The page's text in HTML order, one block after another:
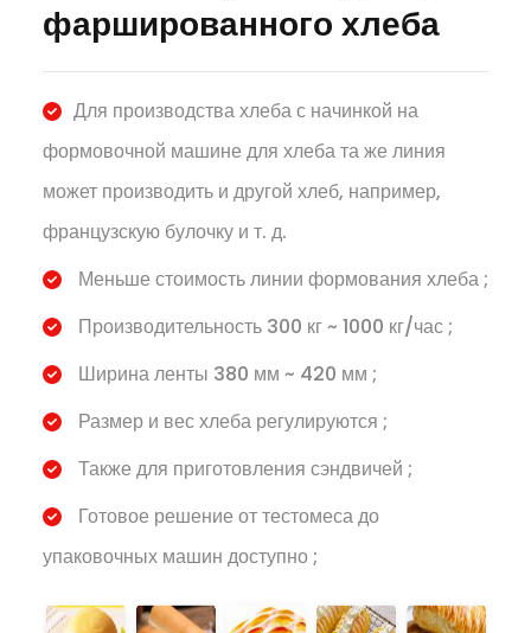
фаршированного хлеба
Для производства хлеба с начинкой на
формовочной машине для хлеба та же линия
может производить и другой хлеб, например,
французскую булочку и т. д.
Меньше стоимость линии формования хлеба ;
Производительность 300 кг ~ 1000 кг/час ;
Ширина ленты 380 мм ~ 420 мм ;
Размер и вес хлеба регулируются ;
Также для приготовления сэндвичей ;
Готовое решение от тестомеса до
упаковочных машин доступно ;